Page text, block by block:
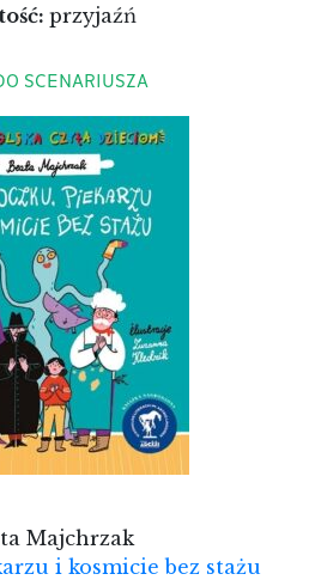
przyjaźń
SCENARIUSZA
Majchrzak
i kosmicie bez stażu